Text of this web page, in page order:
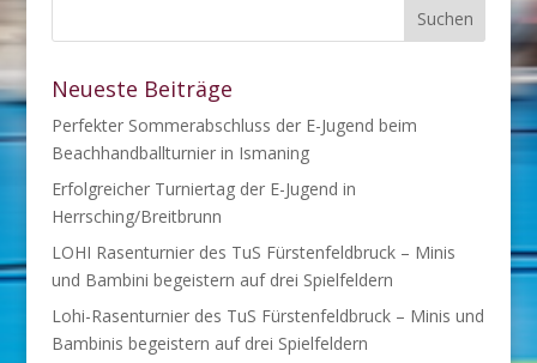
Neueste Beiträge
Perfekter Sommerabschluss der E-Jugend beim
Beachhandballturnier in Ismaning
Erfolgreicher Turniertag der E-Jugend in
Herrsching/Breitbrunn
LOHI Rasenturnier des TuS Fürstenfeldbruck – Minis
und Bambini begeistern auf drei Spielfeldern
Lohi-Rasenturnier des TuS Fürstenfeldbruck – Minis und
Bambinis begeistern auf drei Spielfeldern